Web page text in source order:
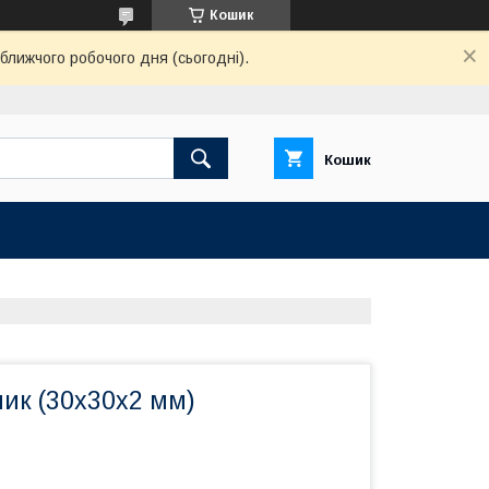
Кошик
робочого дня (сьогодні).
Кошик
(30х30х2 мм)